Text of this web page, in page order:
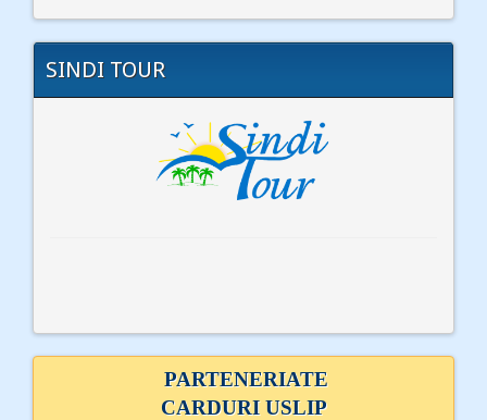
SINDI TOUR
PARTENERIATE
CARDURI USLIP